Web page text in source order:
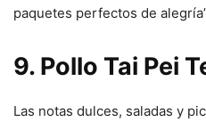
paquetes perfectos de
9. Pollo Tai Pei
Las notas dulces, saladas y